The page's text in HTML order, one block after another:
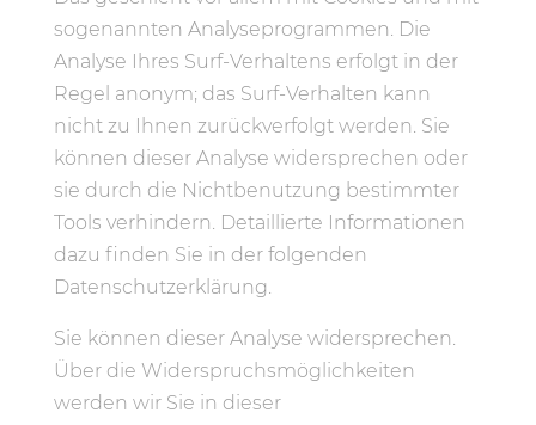
sogenannten Analyseprogrammen. Die
Analyse Ihres Surf-Verhaltens erfolgt in der
Regel anonym; das Surf-Verhalten kann
nicht zu Ihnen zurückverfolgt werden. Sie
können dieser Analyse widersprechen oder
sie durch die Nichtbenutzung bestimmter
Tools verhindern. Detaillierte Informationen
dazu finden Sie in der folgenden
Datenschutzerklärung.
Sie können dieser Analyse widersprechen.
Über die Widerspruchsmöglichkeiten
werden wir Sie in dieser